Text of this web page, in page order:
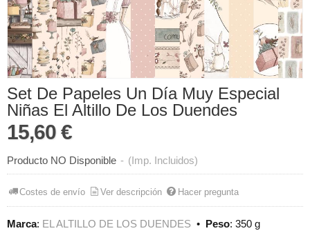
Set De Papeles Un Día Muy Especial
Niñas El Altillo De Los Duendes
15,60 €
Producto NO Disponible - (Imp. Incluidos)
Costes de envío Ver descripción Hacer pregunta
Marca: EL ALTILLO DE LOS DUENDES • Peso: 350 g